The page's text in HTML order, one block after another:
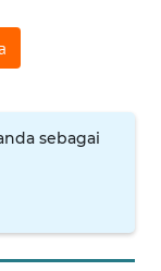
sebagai